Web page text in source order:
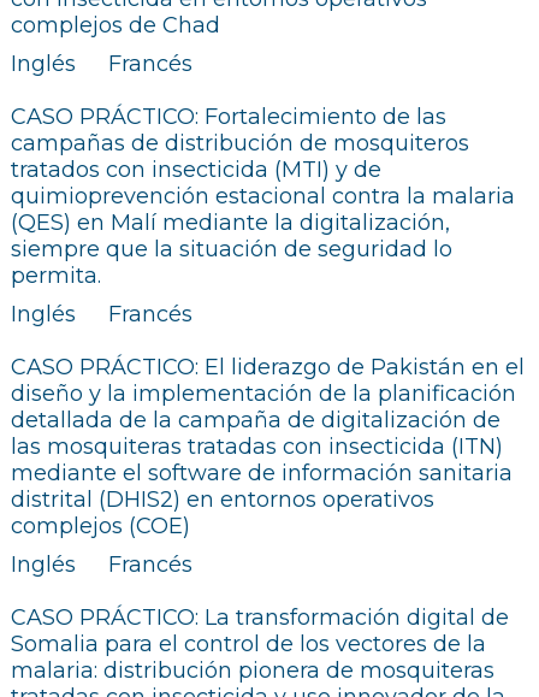
complejos de Chad
Inglés
Francés
CASO PRÁCTICO: Fortalecimiento de las
campañas de distribución de mosquiteros
tratados con insecticida (MTI) y de
quimioprevención estacional contra la malaria
(QES) en Malí mediante la digitalización,
siempre que la situación de seguridad lo
permita.
Inglés
Francés
CASO PRÁCTICO: El liderazgo de Pakistán en el
diseño y la implementación de la planificación
detallada de la campaña de digitalización de
las mosquiteras tratadas con insecticida (ITN)
mediante el software de información sanitaria
distrital (DHIS2) en entornos operativos
complejos (COE)
Inglés
Francés
CASO PRÁCTICO: La transformación digital de
Somalia para el control de los vectores de la
malaria: distribución pionera de mosquiteras